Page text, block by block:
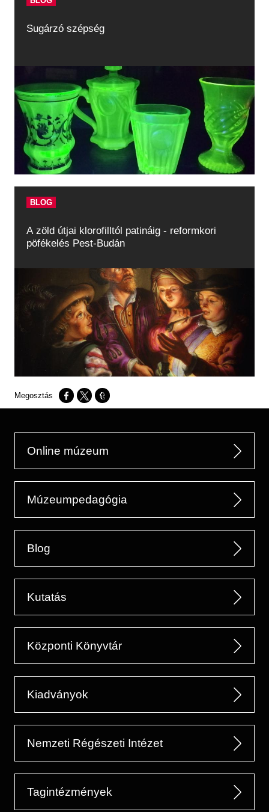
Sugárzó szépség
BLOG
A zöld útjai klorofilltól patináig - reformkori
pöfékelés Pest-Budán
Opens in a new window
Opens in a new window
Opens in a new window
Online múzeum
Múzeumpedagógia
Blog
Kutatás
Központi Könyvtár
Kiadványok
Nemzeti Régészeti Intézet
Tagintézmények